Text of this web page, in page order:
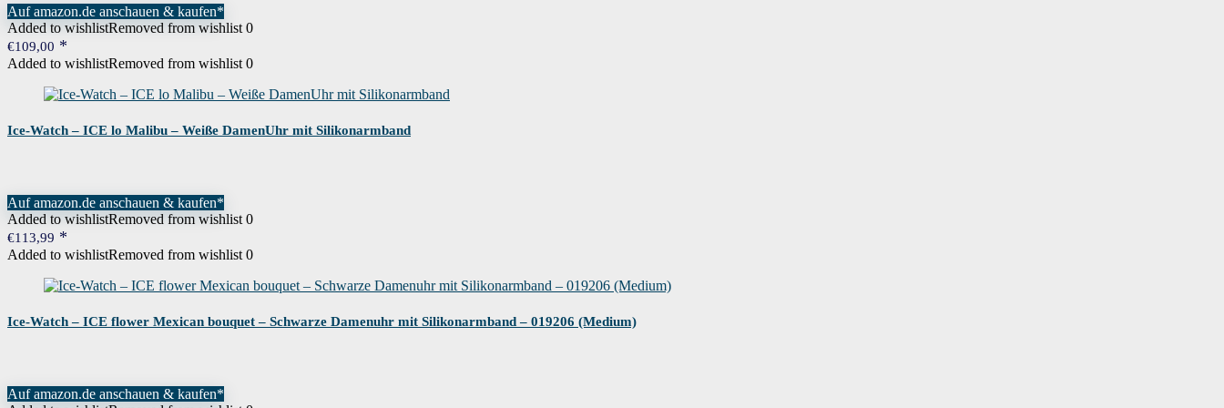
Auf amazon.de anschauen & kaufen*
Added to wishlistRemoved from wishlist 0
€109,00
Added to wishlistRemoved from wishlist 0
Ice-Watch – ICE lo Malibu – Weiße DamenUhr mit Silikonarmband
Auf amazon.de anschauen & kaufen*
Added to wishlistRemoved from wishlist 0
€113,99
Added to wishlistRemoved from wishlist 0
Ice-Watch – ICE flower Mexican bouquet – Schwarze Damenuhr mit Silikonarmband – 019206 (Medium)
Auf amazon.de anschauen & kaufen*